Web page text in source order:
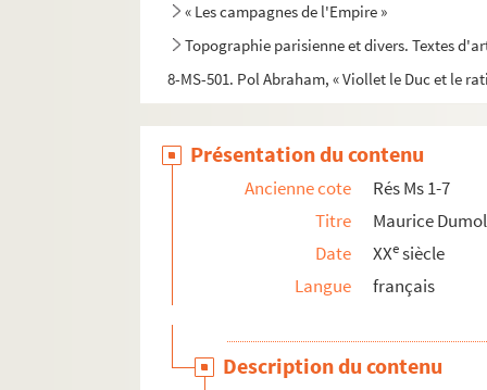
« Les campagnes de l'Empire »
Topographie parisienne et divers. Textes
8-MS-501. Pol Abraham, « Viollet le Duc et le
Présentation du contenu
Ancienne cote
Rés Ms 1-7
Titre
Maurice
Date
XXesiècle
Langue
français
Description du contenu